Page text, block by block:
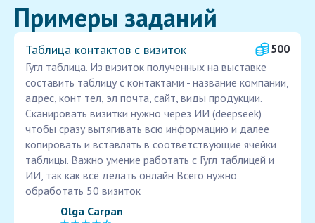
Примеры заданий
Таблица контактов с визиток
500
Гугл таблица. Из визиток полученных на выставке
составить таблицу с контактами - название компании,
адрес, конт тел, эл почта, сайт, виды продукции.
Сканировать визитки нужно через ИИ (deepseek)
чтобы сразу вытягивать всю информацию и далее
копировать и вставлять в соответствующие ячейки
таблицы. Важно умение работать с Гугл таблицей и
ИИ, так как всё делать онлайн Всего нужно
обработать 50 визиток
Olga Carpan